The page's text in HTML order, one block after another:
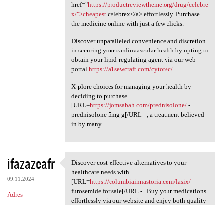
href="https://productreviewtheme.org/drug/celebre
x/">cheapestcelebrex</a> effortlessly. Purchase
the medicine online with just a few clicks.
Discover unparalleled convenience and discretion
in securing your cardiovascular health by opting to
obtain your lipid-regulating agent via our web
portal https://a1sewcraft.com/cytotec/.
X-plore choices for managing your health by
deciding to purchase
[URL=https://jomsabah.com/prednisolone/-
prednisolone 5mg g[/URL - , a treatment believed
in by many.
ifazazeafr
09.11.2024
Adres
Discover cost-effective
Discover cost-effective alternatives to your
healthcare needs with
[URL=https://columbiainnastoria.com/lasix/-
furosemide for sale[/URL - . Buy your medications
effortlessly via our website and enjoy both quality